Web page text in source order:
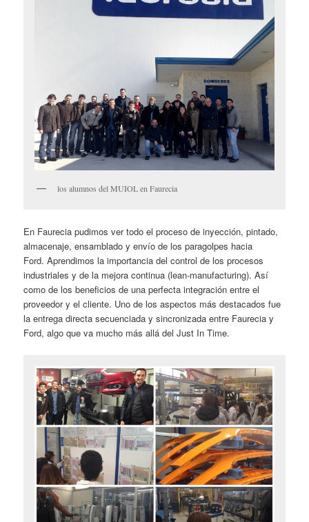
los alumnos del MUIOL en Faurecia
En Faurecia pudimos ver todo el proceso de inyección, pintado,
almacenaje, ensamblado y envío de los paragolpes hacia
Ford. Aprendimos la importancia del control de los procesos
industriales y de la mejora continua (lean-manufacturing). Así
como de los beneficios de una perfecta integración entre el
proveedor y el cliente. Uno de los aspectos más destacados fue
la entrega directa secuenciada y sincronizada entre Faurecia y
Ford, algo que va mucho más allá del Just In Time.